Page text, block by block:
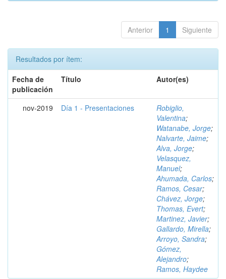
Anterior 1 Siguiente
Resultados por ítem:
Fecha de
publicación
Título Autor(es)
nov-2019 Día 1 - Presentaciones
Robiglio,
Valentina;
Watanabe, Jorge;
Nalvarte, Jaime;
Alva, Jorge;
Velasquez,
Manuel;
Ahumada, Carlos;
Ramos, Cesar;
Chávez, Jorge;
Thomas, Evert;
Martinez, Javier;
Gallardo, Mirella;
Arroyo, Sandra;
Gómez,
Alejandro;
Ramos, Haydee